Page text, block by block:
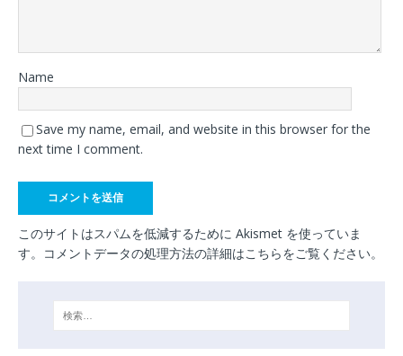
Name
Save my name, email, and website in this browser for the
next time I comment.
このサイトはスパムを低減するために Akismet を使っていま
す。 コメントデータの処理方法の詳細はこちらをご覧ください。